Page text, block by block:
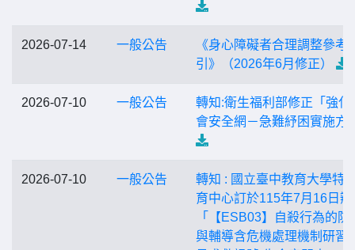
2026-07-14 一般公告
《身心障礙者合理調整參考
引》（2026年6月修正）
2026-07-10 一般公告
轉知:衛生福利部修正「強化
會安全網－急難紓困實施方
2026-07-10 一般公告
轉知 : 國立臺中教育大學特
育中心訂於115年7月16日辦
「【ESB03】自殺行為的防
與輔導含危機處理機制研習